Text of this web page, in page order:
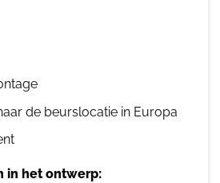
de beurslocatie in Europa
in het ontwerp: